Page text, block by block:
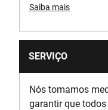
Saiba mais
SERVIÇO
Nós tomamos
garantir que